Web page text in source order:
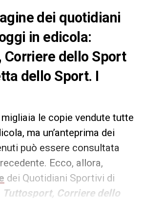
dei quotidiani
in edicola:
Corriere dello Sport
dello Sport. I
le copie vendute tutte
ma un’anteprima dei
può essere consultata
Ecco, allora,
dei Quotidiani Sportivi di
Tuttosport, Corriere dello